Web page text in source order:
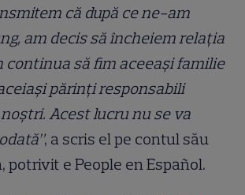
că după ce ne-am
am decis să încheiem relația
continua să fim aceeași familie
părinți responsabili
Acest lucru nu se va
, a scris el pe contul său
potrivit e People en Español.